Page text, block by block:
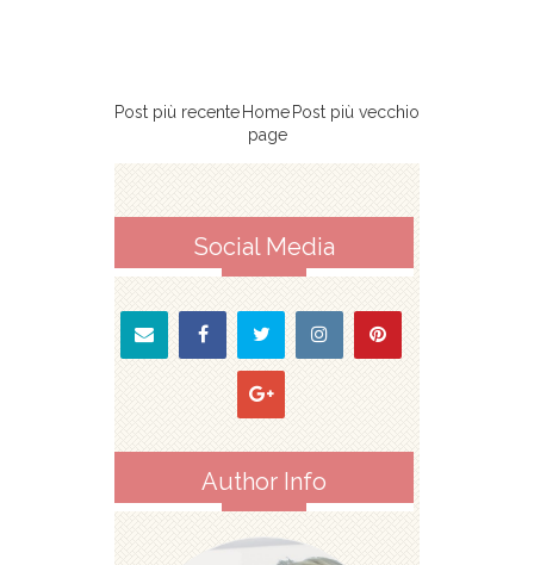
Post più recente Post più vecchio
Home
page
Social Media
Author Info